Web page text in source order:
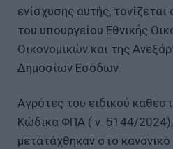
ενίσχυσης αυτής,
του υπουργείου Εθνικής
Οικονομικών και της
Δημοσίων Εσόδων.
Αγρότες του ειδικού
Κώδικα ΦΠΑ ( ν. 5144/2024),
μετατάχθηκαν στο